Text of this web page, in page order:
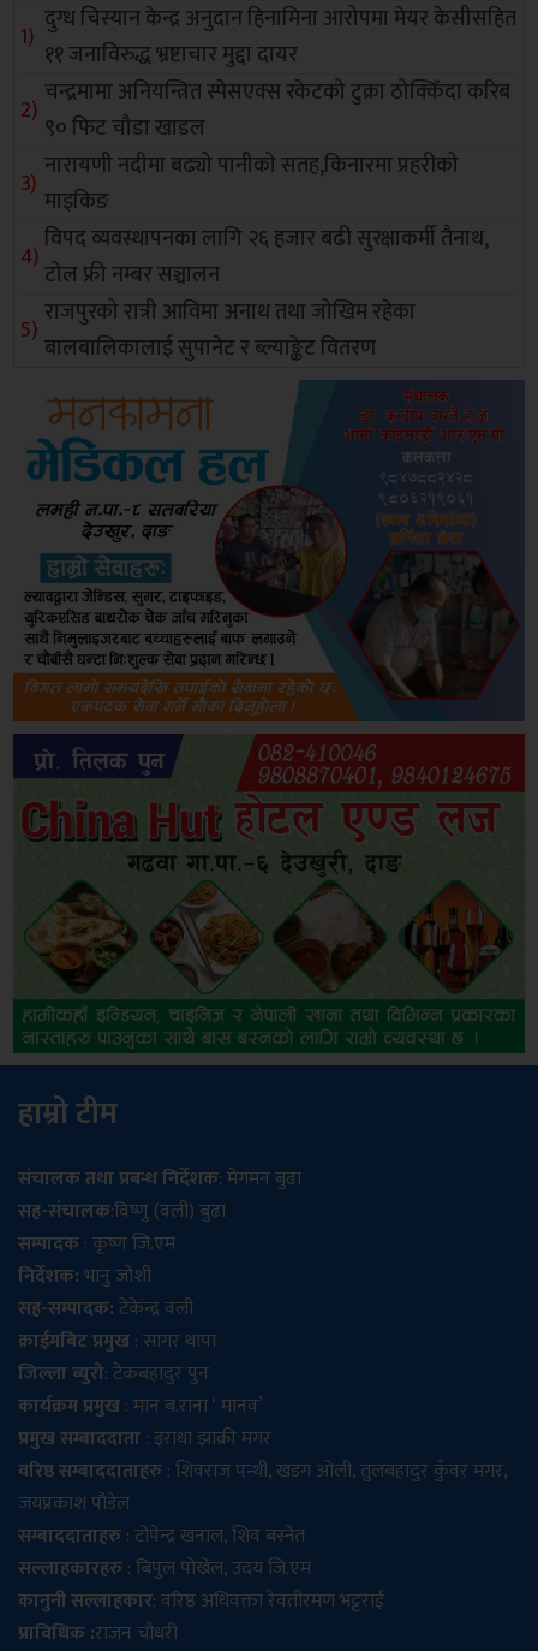
दुग्ध चिस्यान केन्द्र अनुदान हिनामिना आरोपमा मेयर केसीसहित
११ जनाविरुद्ध भ्रष्टाचार मुद्दा दायर
चन्द्रमामा अनियन्त्रित स्पेसएक्स रकेटको टुक्रा ठोक्किँदा करिब
९० फिट चौडा खाडल
नारायणी नदीमा बढ्यो पानीको सतह,किनारमा प्रहरीको
माइकिङ
विपद व्यवस्थापनका लागि २६ हजार बढी सुरक्षाकर्मी तैनाथ,
टोल फ्री नम्बर सञ्चालन
राजपुरको रात्री आविमा अनाथ तथा जोखिम रहेका
बालबालिकालाई सुपानेट र ब्ल्याङ्केट वितरण
हाम्रो टीम
संचालक तथा प्रबन्ध निर्देशक: मेगमन बुढा
सह-संचालक:विष्णु (वली) बुढा
सम्पादक: कृष्ण जि.एम
निर्देशक:भानु जोशी
सह-सम्पादक:टेकेन्द्र वली
क्राईमबिट प्रमुख: सागर थापा
जिल्ला ब्युरो: टेकबहादुर पुन
कार्यक्रम प्रमुख: मान ब.राना ‘ मानव’
प्रमुख सम्बाददाता: इराधा झाक्री मगर
वरिष्ठ सम्बाददाताहरु: शिवराज पन्थी, खडग ओली, तुलबहादुर कुँवर मगर,
जयप्रकाश पौडेल
सम्बाददाताहरु: टोपेन्द्र खनाल, शिव बस्नेत
सल्लाहकारहरु: बिपुल पोख्रेल, उदय जि.एम
कानुनी सल्लाहकार: वरिष्ठ अधिवक्ता रेवतीरमण भट्टराई
प्राविधिक :राजन चौधरी